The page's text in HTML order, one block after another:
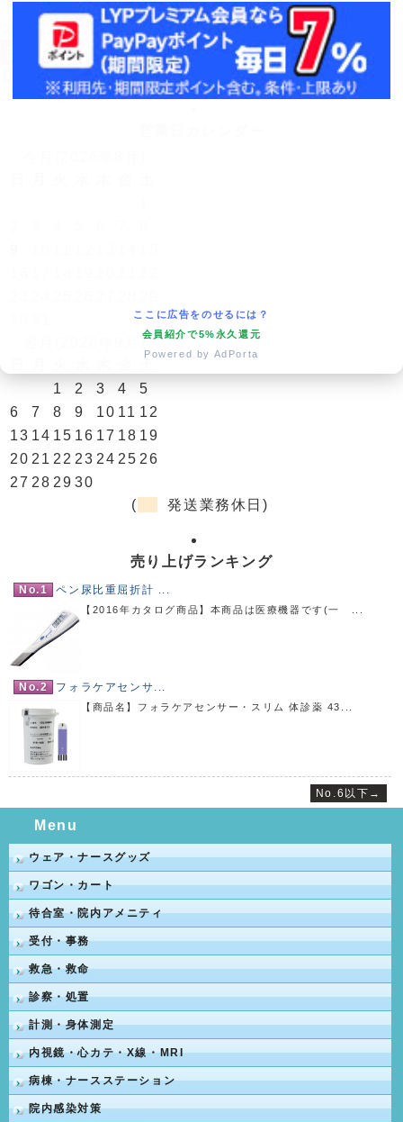
翌月(2026年9月)
1
2 3 4
5
6
7 8 9 10 11 12
13 14 15 16 17 18 19
20 21 22 23 24 25 26
27 28 29 30
(
発送業務休日)
売り上げランキング
No.1 ペン尿比重屈折計 ...
【2016年カタログ商品】本商品は医療機器です(一 ...
No.2 フォラケアセンサ...
【商品名】フォラケアセンサー・スリム 体診薬 43...
No.6以下→
Menu
ウェア・ナースグッズ
ワゴン・カート
待合室・院内アメニティ
受付・事務
救急・救命
診察・処置
計測・身体測定
内視鏡・心カテ・X線・MRI
病棟・ナースステーション
院内感染対策
ここに広告をのせるには？
会員紹介で5%永久還元
Powered by AdPorta